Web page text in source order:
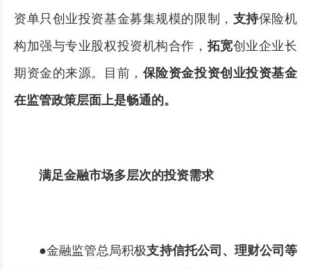
资单只创业投资基金募集规模的限制， 支持保险机
构加强与专业股权投资机构合作， 拓宽创业企业长
期资金的来源。目前， 保险资金投资创业投资基金
在监管政策层面上是畅通的。
满足金融市场多层次的投资需求
●金融监管总局积极支持信托公司、理财公司等